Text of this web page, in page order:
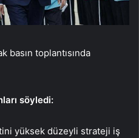
basın toplantısında
söyledi:
yüksek düzeyli strateji iş